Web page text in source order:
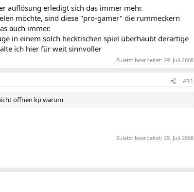
auflösung erledigt sich das immer mehr.
möchte, sind diese "pro-gamer" die rummeckern
auch immer.
in einem solch hecktischen spiel überhaubt derartige
ich hier für weit sinnvoller
Zuletzt bearbeitet: 29. Juli 2008
#11
öffnen kp warum
Zuletzt bearbeitet: 29. Juli 2008